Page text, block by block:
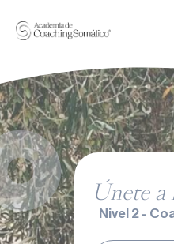
Únete a
Nivel 2 -